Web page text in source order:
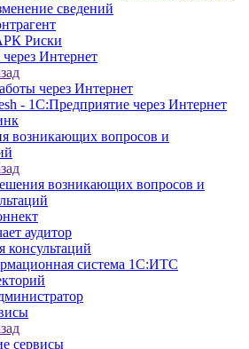
сведений
Риски
Интернет
через Интернет
- 1С:Предприятие через Интернет
возникающих вопросов и
возникающих вопросов и
аудитор
консультаций
система 1С:ИТС
сервисы